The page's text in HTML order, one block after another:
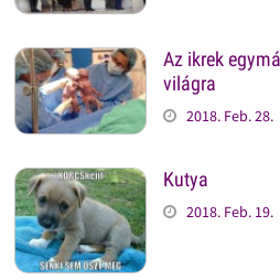
Az ikrek
világra
2018. Feb. 28.
Kutya
2018. Feb. 19.